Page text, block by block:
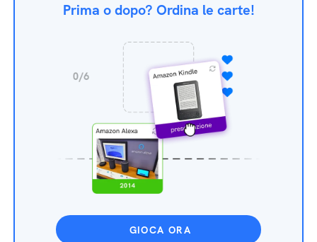
Prima o dopo? Ordina le carte!
GIOCA ORA